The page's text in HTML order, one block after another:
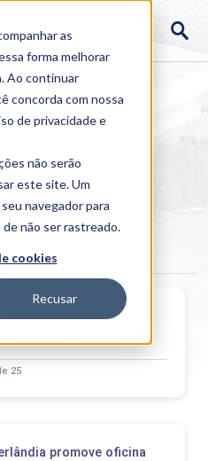
as
forma melhorar
Ao continuar
concorda com nossa
deprivacidade e
não serão
este site. Um
navegador para
não ser rastreado.
cookies
Recusar
Uniube
Direito da Uniube é
25
promove oficina